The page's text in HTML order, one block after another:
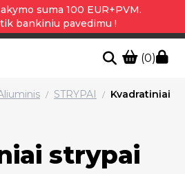
suma 100 EUR+PVM.
tik bankiniu pavedimu !
(0)
/ STRYPAI / Kvadratiniai
strypai